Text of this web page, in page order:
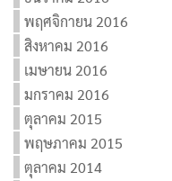
พฤศจิกายน 2016
สิงหาคม 2016
เมษายน 2016
มกราคม 2016
ตุลาคม 2015
พฤษภาคม 2015
ตุลาคม 2014